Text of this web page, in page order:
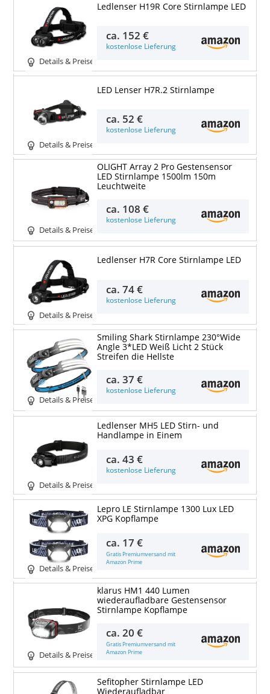
Details & Preise
Ledlenser H19R Core Stirnlampe LED
ca. 152 €
kostenlose Lieferung
Details & Preise
LED Lenser H7R.2 Stirnlampe
ca. 52 €
kostenlose Lieferung
Details & Preise
OLIGHT Array 2 Pro Gestensensor
LED Stirnlampe 1500lm 150m
Leuchtweite
ca. 108 €
kostenlose Lieferung
Details & Preise
Ledlenser H7R Core Stirnlampe LED
ca.74 €
kostenlose Lieferung
Details & Preise
Smiling Shark Stirnlampe 230°Wide
Angle 3*LED Weiß Licht 2 Stück
Streifen die Hellste
ca.37 €
kostenlose Lieferung
Details & Preise
Ledlenser MH5 LED Stirn- und
Handlampe in Einem
ca.43 €
kostenlose Lieferung
Details & Preise
Lepro LE Stirnlampe 1300 Lux LED
XPG Kopflampe
ca. 17 €
Gratis Premiumversand mit
Amazon Prime
Details & Preise
klarus HM1 440 Lumen
wiederaufladbare Gestensensor
Stirnlampe Kopflampe
ca.20 €
Gratis Premiumversand mit
Amazon Prime
Sefitopher Stirnlampe LED
Wiederaufladbar